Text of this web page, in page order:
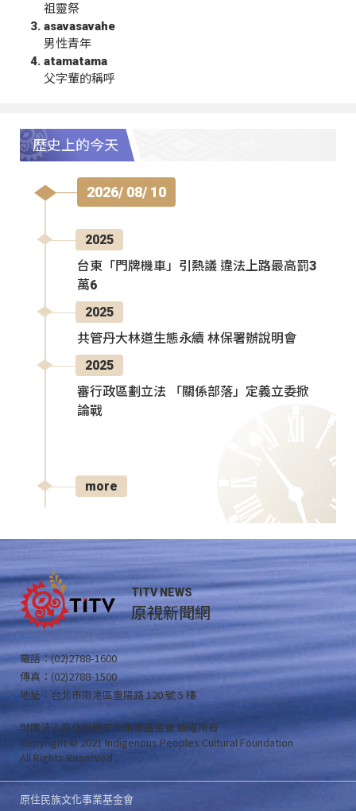
祖靈祭
asavasavahe
男性青年
atamatama
父字輩的稱呼
歷史上的今天
2026/ 08/ 10
2025
台東「門牌機車」引熱議 違法上路最高罰3
萬6
2025
共管丹大林道生態永續 林保署辦說明會
2025
審行政區劃立法 「關係部落」定義立委掀
論戰
more
TITV NEWS
原視新聞網
電話：(02)2788-1600
傳真：(02)2788-1500
地址：台北市南港區重陽路 120 號 5 樓
財團法人原住民族文化事業基金會 版權所有
Copyright © 2021 Indigenous Peoples Cultural Foundation
All Rights Reserved .
原住民族文化事業基金會